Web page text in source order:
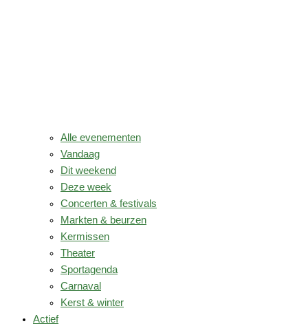
Alle evenementen
Vandaag
Dit weekend
Deze week
Concerten & festivals
Markten & beurzen
Kermissen
Theater
Sportagenda
Carnaval
Kerst & winter
Actief